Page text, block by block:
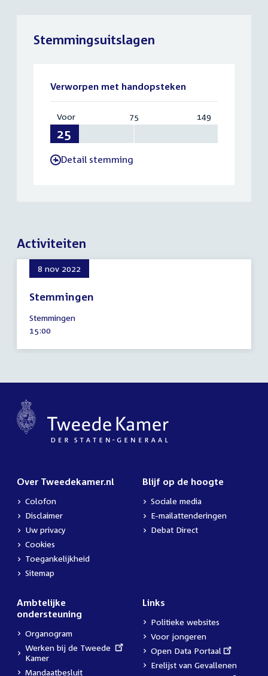
Stemmingsuitslagen
Verworpen met handopsteken
Voor:
75 149
-Detail stemming
Activiteiten
8 nov 2022
Stemmingen
november
2022
Stemmingen
Tijd
15:00
Over Tweedekamer.nl
Colofon
Disclaimer
Uw privacy
Cookies
Toegankelijkheid
Sitemap
Blijf op de hoogte
Sociale media
E-mailattenderingen
Debat Direct
Ambtelijke
ondersteuning
Organogram
External
link:
Werken bij de Tweede
Kamer
Mandaatbesluit
Links
Politieke websites
Voor jongeren
External
link:
Open Data Portaal
Erelijst van Gevallenen